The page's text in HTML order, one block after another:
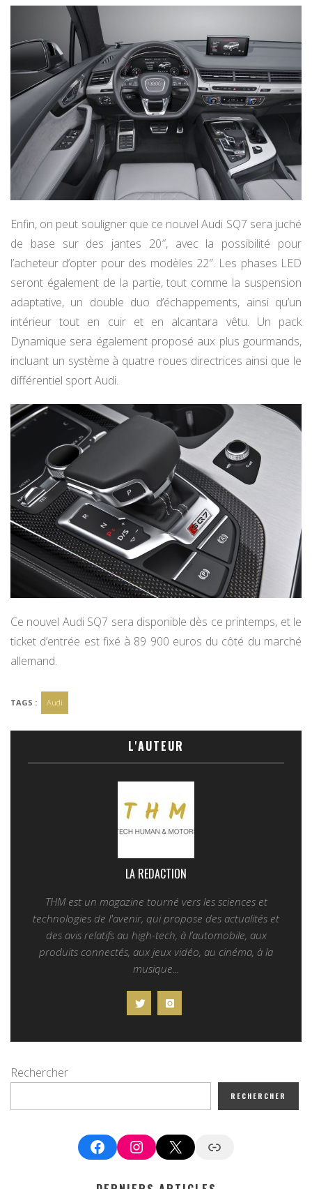
Enfin, on peut souligner que ce nouvel Audi SQ7 sera juché
de base sur des jantes 20″, avec la possibilité pour
l’acheteur d’opter pour des modèles 22″. Les phases LED
seront également de la partie, tout comme la suspension
adaptative, un double duo d’échappements, ainsi qu’un
intérieur tout en cuir et en alcantara vêtu. Un pack
Dynamique sera également proposé aux plus gourmands,
incluant un système à quatre roues directrices ainsi que le
différentiel sport Audi.
Ce nouvel Audi SQ7 sera disponible dès ce printemps, et le
ticket d’entrée est fixé à 89 900 euros du côté du marché
allemand.
TAGS : Audi
L'AUTEUR
LA REDACTION
THM est un magazine tourné vers les sciences et
technologies de l'avenir, qui propose des actualités et
des avis relatifs au high-tech, à l’automobile, aux
produits connectés, aux jeux vidéo, au cinéma, à la
musique...
Rechercher
RECHERCHER
FacebookInstagram
X Google News